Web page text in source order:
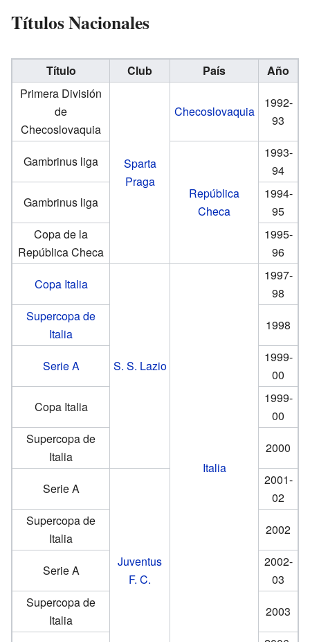
Títulos Nacionales
Título Club País
Año
Primera División
de
Checoslovaquia
Sparta
Praga
Checoslovaquia
1992-
93
Gambrinus liga
República
Checa
1993-
94
Gambrinus liga
1994-
95
Copa de la
República Checa
1995-
96
Copa Italia
S. S. Lazio
Italia
1997-
98
Supercopa de
Italia
1998
Serie A
1999-
00
Copa Italia
1999-
00
Supercopa de
Italia
2000
Serie A
Juventus
F. C.
2001-
02
Supercopa de
Italia
2002
Serie A
2002-
03
Supercopa de
Italia
2003